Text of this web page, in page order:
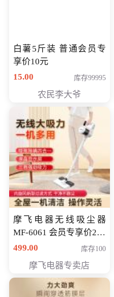
白薯5斤装 普通会员专
享价10元
15.00
库存99995
农民李大爷
摩飞电器无线吸尘器
MF-6061 会员专享价299
元
499.00 库存100
摩飞电器专卖店